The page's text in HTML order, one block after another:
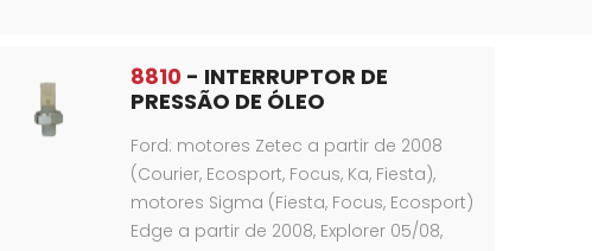
8810 - INTERRUPTOR DE
PRESSÃO DE ÓLEO
Ford: motores Zetec a partir de 2008
(Courier, Ecosport, Focus, Ka, Fiesta),
motores Sigma (Fiesta, Focus, Ecosport)
Edge a partir de 2008, Explorer 05/08,